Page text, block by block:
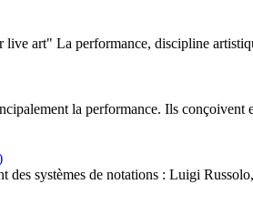
live art" La performance, discipline
la performance. Ils conçoivent
des systèmes de notations : Luigi